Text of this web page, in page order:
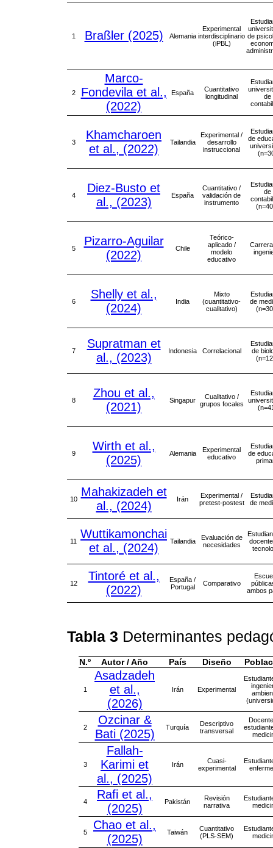
1 Braßler (2025) Alemania
Experimental
interdisciplinario
(iPBL)
de
2
Marco-
Fondevila et al.,
(2022)
España
Cuantitativo
longitudinal
de
3
Khamcharoen
et al., (2022)
Tailandia
Experimental /
desarrollo
instruccional
de
4
Diez-Busto et
al., (2023)
España
Cuantitativo /
validación de
instrumento
de
5
Pizarro-Aguilar
(2022)
Chile
Teórico-
aplicado /
modelo
educativo
6
Shelly et al.,
(2024)
India
Mixto
(cuantitativo-
cualitativo)
de
7
Supratman et
al., (2023)
Indonesia Correlacional
de
8
Zhou et al.,
(2021)
Singapur
Cualitativo /
grupos focales
9
Wirth et al.,
(2025)
Alemania
Experimental
educativo
de
10
Mahakizadeh et
al., (2024)
Irán
Experimental /
pretest-postest
de
11
Wuttikamonchai
et al., (2024)
Tailandia
Evaluación de
necesidades
12
Tintoré et al.,
(2022)
España /
Portugal
Comparativo
ambos
Tabla 3 Determinantes
N.º Autor / Año País Diseño
1
Asadzadeh
et al.,
(2026)
Irán Experimental
2
Ozcinar &
Bati (2025)
Turquía
Descriptivo
transversal
3
Fallah-
Karimi et
al., (2025)
Irán
Cuasi-
experimental
4
Rafi et al.,
(2025)
Pakistán
Revisión
narrativa
5
Chao et al.,
(2025)
Taiwán
Cuantitativo
(PLS-SEM)